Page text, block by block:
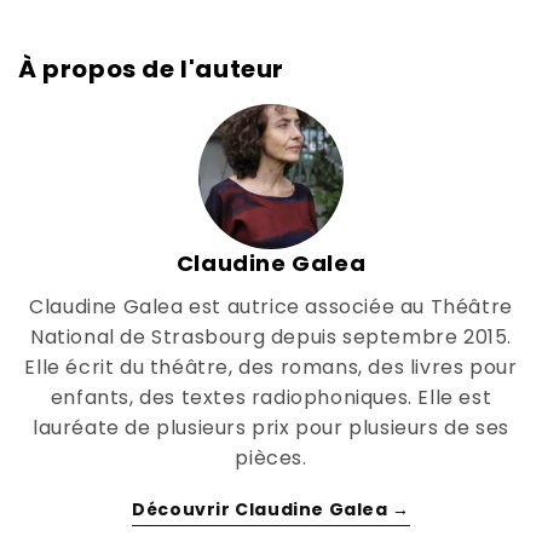
À propos de l'auteur
Claudine Galea
Claudine Galea est autrice associée au Théâtre
National de Strasbourg depuis septembre 2015.
Elle écrit du théâtre, des romans, des livres pour
enfants, des textes radiophoniques. Elle est
lauréate de plusieurs prix pour plusieurs de ses
pièces.
Découvrir Claudine Galea →